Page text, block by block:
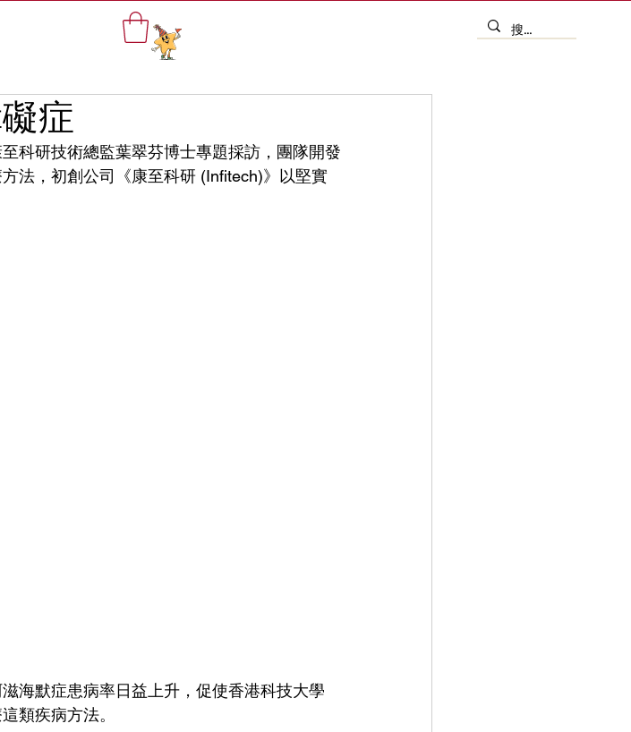
症
科研技術總監葉翠芬博士專題採訪，團隊開發
法，初創公司《康至科研 (Infitech)》以堅實
海默症患病率日益上升，促使香港科技大學
類疾病方法。